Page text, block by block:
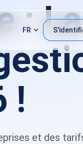
FR
: La
!
et des